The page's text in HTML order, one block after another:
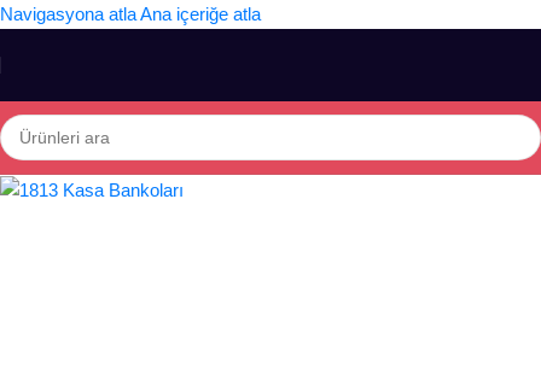
Navigasyona atlaAna içeriğe atla